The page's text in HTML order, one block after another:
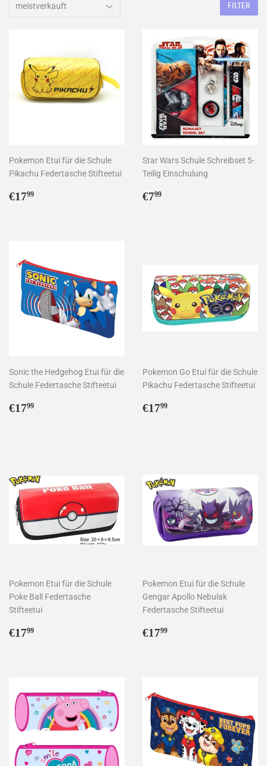
FILTER
Pokemon Etui für die Schule
Pikachu Federtasche Stifteetui
Normaler
€1799
Star Wars Schule Schreibset 5-
Teilig Einschulung
Normaler
€799
Sonic the Hedgehog Etui für die
Schule Federtasche Stifteetui
Normaler
€1799
Pokemon Go Etui für die Schule
Pikachu Federtasche Stifteetui
Normaler
€1799
Pokemon Etui für die Schule
Poke Ball Federtasche
Stifteetui
Normaler
€1799
Pokemon Etui für die Schule
Gengar Apollo Nebulak
Federtasche Stifteetui
Normaler
€1799